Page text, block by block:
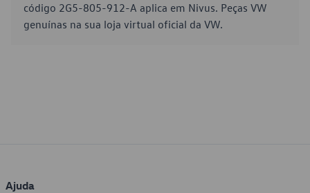
código 2G5-805-912-A aplica em Nivus. Peças VW
genuínas na sua loja virtual oficial da VW.
Ajuda